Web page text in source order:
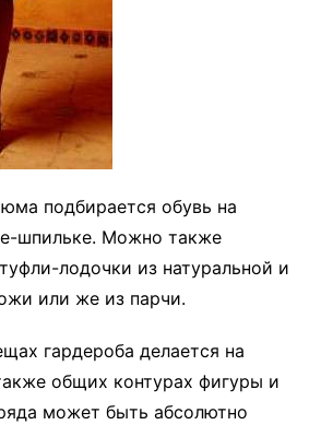
подбирается обувь на
шпильке. Можно также
лодочки из натуральной и
или же из парчи.
гардероба делается на
общих контурах фигуры и
может быть абсолютно